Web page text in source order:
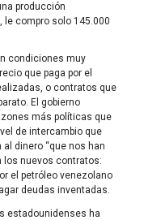
producción
le compro solo 145.000
condiciones muy
que paga por el
o contratos que
El gobierno
más políticas que
de intercambio que
dinero “que nos han
los nuevos contratos:
el petróleo venezolano
deudas inventadas.
estadounidenses ha